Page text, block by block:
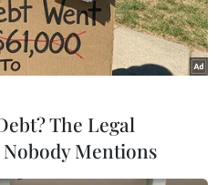
The Legal
Mentions